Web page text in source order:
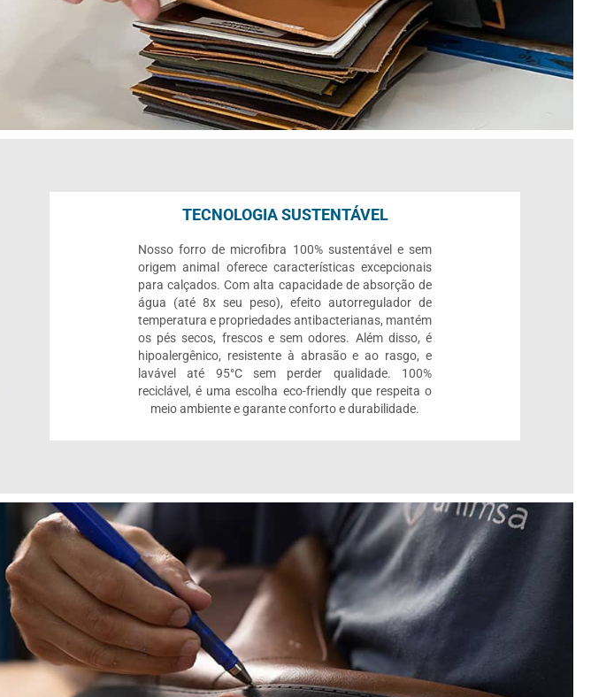
TECNOLOGIA SUSTENTÁVEL
Nosso forro de microfibra 100% sustentável e sem
origem animal oferece características excepcionais
para calçados. Com alta capacidade de absorção de
água (até 8x seu peso), efeito autorregulador de
temperatura e propriedades antibacterianas, mantém
os pés secos, frescos e sem odores. Além disso, é
hipoalergênico, resistente à abrasão e ao rasgo, e
lavável até 95°C sem perder qualidade. 100%
reciclável, é uma escolha eco-friendly que respeita o
meio ambiente e garante conforto e durabilidade.